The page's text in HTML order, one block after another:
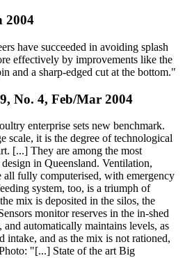
2004
have succeeded in avoiding splash
effectively by improvements like the
and a sharp-edged cut at the bottom."
No. 4, Feb/Mar 2004
enterprise sets new benchmark.
scale, it is the degree of technological
[...] They are among the most
in Queensland. Ventilation,
all fully computerised, with emergency
system, too, is a triumph of
mix is deposited in the silos, the
monitor reserves in the in-shed
automatically maintains levels, as
intake, and as the mix is not rationed,
"[...] State of the art Big